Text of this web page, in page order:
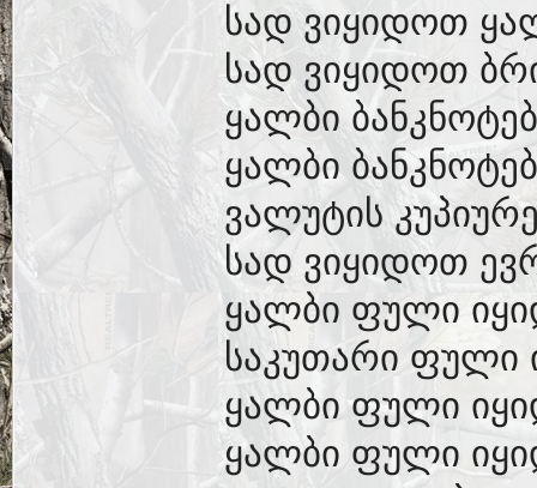
სად ვიყიდოთ
სად ვიყიდოთ
ყალბი
ყალბი
ვალუტის
სად ვიყიდოთ
ყალბი ფული
საკუთარი ფული
ყალბი ფული
ყალბი ფული